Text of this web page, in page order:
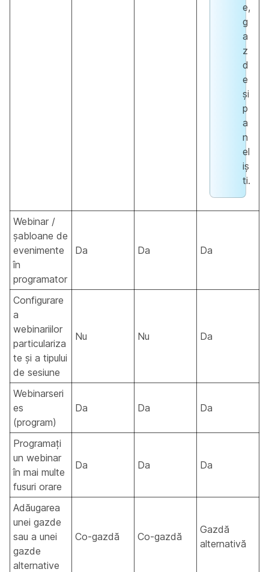
e,
g
a
z
d
e
și
p
a
n
el
iș
ti.
Webinar /
șabloane de
evenimente
în
programator
Da Da Da
Configurare
a
webinariilor
particulariza
te și a tipului
de sesiune
Nu Nu Da
Webinarseri
es
(program)
Da Da Da
Programați
un webinar
în mai multe
fusuri orare
Da Da Da
Adăugarea
unei gazde
sau a unei
gazde
alternative
Co-gazdă Co-gazdă
Gazdă
alternativă